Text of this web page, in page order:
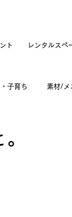
ト レンタルスペ
子育ち 素材/メ